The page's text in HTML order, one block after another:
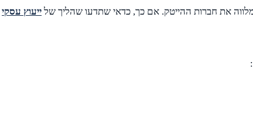
את חברות ההייטק. אם כך, כדאי שתדעו שהליך של ייעוץ עסקי